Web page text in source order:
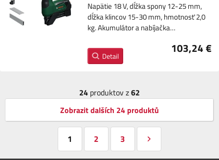
Napätie 18 V, dĺžka spony 12-25 mm,
dĺžka klincov 15-30 mm, hmotnosť 2,0
kg. Akumulátor a nabíjačka…
103,24 €
Detail
24 produktov z62
Zobrazit dalších 24 produktů
1 2 3